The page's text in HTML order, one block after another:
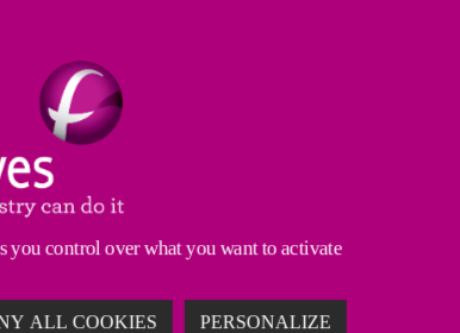
活性和精度提升至一个新的水准，这
you control over what you want to activate
ALL COOKIES PERSONALIZE